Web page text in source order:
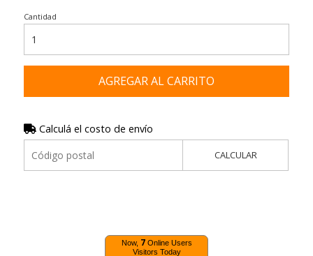
Cantidad
AGREGAR AL CARRITO
Calculá el costo de envío
CALCULAR
Now, 7Online Users
Visitors Today